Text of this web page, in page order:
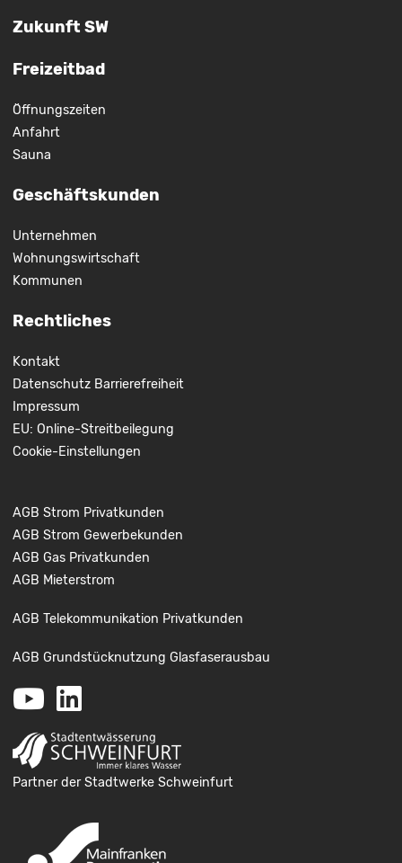
Zukunft SW
Freizeitbad
Öffnungszeiten
Anfahrt
Sauna
Geschäftskunden
Unternehmen
Wohnungswirtschaft
Kommunen
Rechtliches
Kontakt
Datenschutz Barrierefreiheit
Impressum
EU: Online-Streitbeilegung
Cookie-Einstellungen
AGB Strom Privatkunden
AGB Strom Gewerbekunden
AGB Gas Privatkunden
AGB Mieterstrom
AGB Telekommunikation Privatkunden
AGB Grundstücknutzung Glasfaserausbau
Youtube
Partner der Stadtwerke Schweinfurt